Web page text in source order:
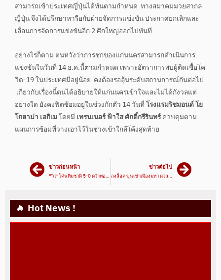
สามารถเข้าประเทศญี่ปุ่นได้ทันตามกำหนด ทางสมาคมมวยสากล
ญี่ปุ่น จึงได้ปรึกษาหารือกับฝ่ายจัดการแข่งขัน ประกาศยกเลิกและ
เลื่อนการจัดการแข่งขันอีก 2 ศึกใหญ่ออกไปทันที
อย่างไรก็ตาม ตนหวังว่าการชกของแก่นนครสามารถดำเนินการ
แข่งขันในวันที่ 14 ธ.ค.นี้ตามกำหนด เพราะอัตราการพบผู้ติดเชื้อโค
วิด-19 ในประเทศมีอยู่น้อย คงต้องรอลุ้นระดับสถานการณ์กันต่อไป
เกี่ยวกับเรื่องนี้ตนได้อธิบายให้แก่นนครเข้าใจและไม่ได้กังวลแต่
อย่างใด ยังคงฟิตซ้อมอยู่ในช่วงกักตัว 14 วันที่โรงแรมริชมอนด์ โย
โกฮาม่า เอกิเมโดยมี เทรนเนอร์ ฟ้าใส ศักดิ์กรีรินทร์ควบคุมตาม
แผนการซ้อมที่วางเอาไว้ในช่วงเข้าใกล้โค้งสุดท้าย
ข่าวก่อนหน้า
“วิว”โค่นทีมชาติ 5-0 คว้าทองคล้องคอศึกชิงแชมป์ปทท.
ข่าวต่อไป
ลงล็อค ขุนเข่าเมืองมหา ดวล ไอ้หนุ่มซินตึ้ง
Hot News !